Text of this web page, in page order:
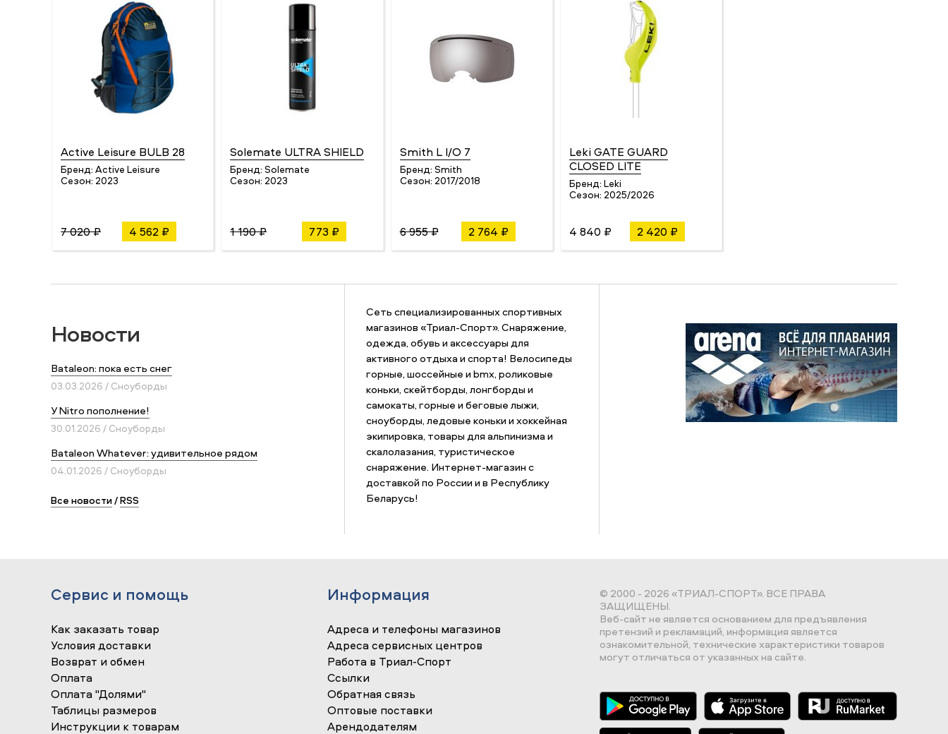
Active Leisure BULB 28
Бренд: Active Leisure
Сезон: 2023
7 020 ₽ 4 562 ₽
Solemate ULTRA SHIELD
Бренд: Solemate
Сезон: 2023
1 190 ₽ 773 ₽
Smith L I/O 7
Бренд: Smith
Сезон: 2017/2018
6 955 ₽ 2 764 ₽
Leki GATE GUARD
CLOSED LITE
Бренд: Leki
Сезон: 2025/2026
4 840 ₽ 2 420 ₽
Новости
Bataleon: пока есть снег
03.03.2026 / Сноуборды
У Nitro пополнение!
30.01.2026 / Сноуборды
Bataleon Whatever: удивительное рядом
04.01.2026 / Сноуборды
Все новости/RSS
Сеть специализированных спортивных
магазинов «Триал-Спорт». Снаряжение,
одежда, обувь и аксессуары для
активного отдыха и спорта! Велосипеды
горные, шоссейные и bmx, роликовые
коньки, скейтборды, лонгборды и
самокаты, горные и беговые лыжи,
сноуборды, ледовые коньки и хоккейная
экипировка, товары для альпинизма и
скалолазания, туристическое
снаряжение. Интернет-магазин с
доставкой по России и в Республику
Беларусь!
Сервис и помощь
Как заказать товар
Условия доставки
Возврат и обмен
Оплата
Оплата "Долями"
Таблицы размеров
Инструкции к товарам
Информация
Адреса и телефоны магазинов
Адреса сервисных центров
Работа в Триал-Спорт
Ссылки
Обратная связь
Оптовые поставки
Арендодателям
© 2000 - 2026 «ТРИАЛ-СПОРТ». ВСЕ ПРАВА
ЗАЩИЩЕНЫ.
Веб-сайт не является основанием для предъявления
претензий и рекламаций, информация является
ознакомительной, технические характеристики товаров
могут отличаться от указанных на сайте.